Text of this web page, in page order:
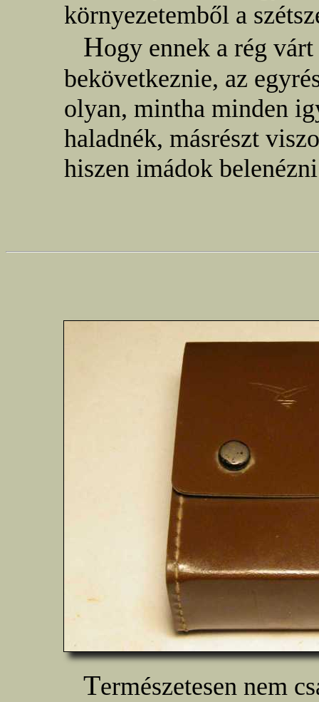
környezetemből a
Hogy ennek a rég várt
bekövetkeznie, az
olyan, mintha minden
haladnék, másrészt
hiszen imádok
Természetesen nem